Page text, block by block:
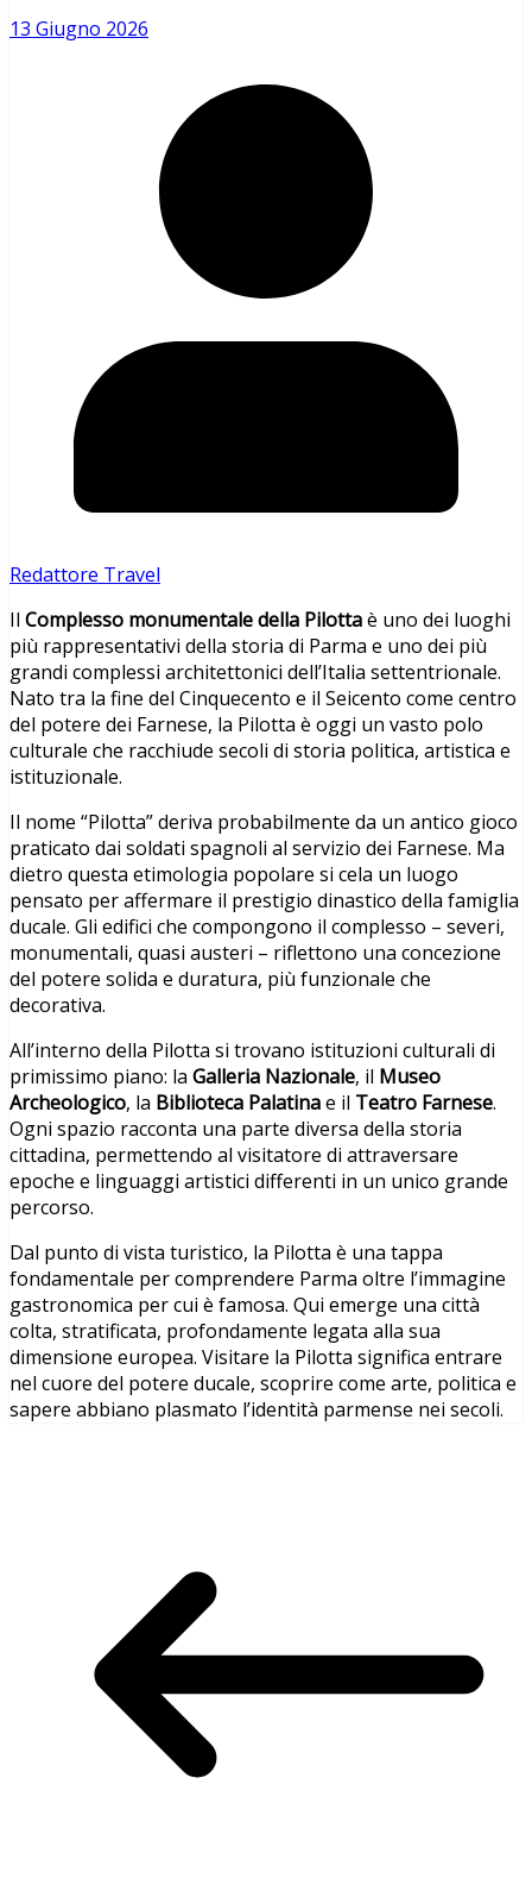
13 Giugno 2026
Redattore Travel
Il Complesso monumentale della Pilottaè uno dei luoghi
più rappresentativi della storia di Parma e uno dei più
grandi complessi architettonici dell’Italia settentrionale.
Nato tra la fine del Cinquecento e il Seicento come centro
del potere dei Farnese, la Pilotta è oggi un vasto polo
culturale che racchiude secoli di storia politica, artistica e
istituzionale.
Il nome “Pilotta” deriva probabilmente da un antico gioco
praticato dai soldati spagnoli al servizio dei Farnese. Ma
dietro questa etimologia popolare si cela un luogo
pensato per affermare il prestigio dinastico della famiglia
ducale. Gli edifici che compongono il complesso – severi,
monumentali, quasi austeri – riflettono una concezione
del potere solida e duratura, più funzionale che
decorativa.
All’interno della Pilotta si trovano istituzioni culturali di
primissimo piano: la Galleria Nazionale, il Museo
Archeologico, la Biblioteca Palatinae il Teatro Farnese.
Ogni spazio racconta una parte diversa della storia
cittadina, permettendo al visitatore di attraversare
epoche e linguaggi artistici differenti in un unico grande
percorso.
Dal punto di vista turistico, la Pilotta è una tappa
fondamentale per comprendere Parma oltre l’immagine
gastronomica per cui è famosa. Qui emerge una città
colta, stratificata, profondamente legata alla sua
dimensione europea. Visitare la Pilotta significa entrare
nel cuore del potere ducale, scoprire come arte, politica e
sapere abbiano plasmato l’identità parmense nei secoli.